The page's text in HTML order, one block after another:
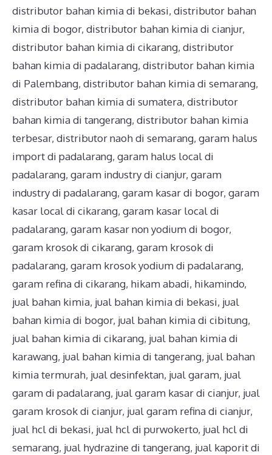
distributor bahan kimia di bekasi, distributor bahan
kimia di bogor, distributor bahan kimia di cianjur,
distributor bahan kimia di cikarang, distributor
bahan kimia di padalarang, distributor bahan kimia
di Palembang, distributor bahan kimia di semarang,
distributor bahan kimia di sumatera, distributor
bahan kimia di tangerang, distributor bahan kimia
terbesar, distributor naoh di semarang, garam halus
import di padalarang, garam halus local di
padalarang, garam industry di cianjur, garam
industry di padalarang, garam kasar di bogor, garam
kasar local di cikarang, garam kasar local di
padalarang, garam kasar non yodium di bogor,
garam krosok di cikarang, garam krosok di
padalarang, garam krosok yodium di padalarang,
garam refina di cikarang, hikam abadi, hikamindo,
jual bahan kimia, jual bahan kimia di bekasi, jual
bahan kimia di bogor, jual bahan kimia di cibitung,
jual bahan kimia di cikarang, jual bahan kimia di
karawang, jual bahan kimia di tangerang, jual bahan
kimia termurah, jual desinfektan, jual garam, jual
garam di padalarang, jual garam kasar di cianjur, jual
garam krosok di cianjur, jual garam refina di cianjur,
jual hcl di bekasi, jual hcl di purwokerto, jual hcl di
semarang, jual hydrazine di tangerang, jual kaporit di